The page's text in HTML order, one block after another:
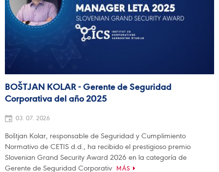
BOŠTJAN KOLAR - Gerente de Seguridad
Corporativa del año 2025
03. 07. 2026
Boštjan Kolar, responsable de Seguridad y Cumplimiento
Normativo de CETIS d.d., ha recibido el prestigioso premio
Slovenian Grand Security Award 2026 en la categoría de
Gerente de Seguridad Corporativ
MÁS